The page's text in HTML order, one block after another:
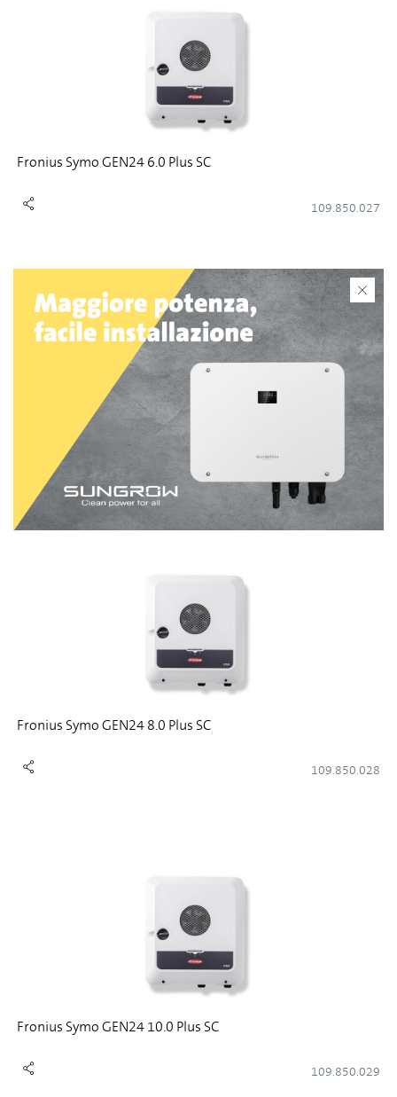
Fronius Symo GEN24 6.0 Plus SC
109.850.027
Fronius Symo GEN24 8.0 Plus SC
109.850.028
Fronius Symo GEN24 10.0 Plus SC
109.850.029